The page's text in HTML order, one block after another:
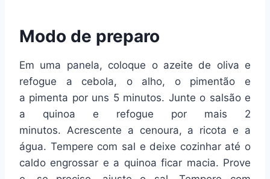
Modo de preparo
Em uma panela, coloque o azeite de oliva e
refogue a cebola, o alho, o pimentão e
a pimenta por uns 5 minutos. Junte o salsão e
a quinoa e refogue por mais 2
minutos. Acrescente a cenoura, a ricota e a
água. Tempere com sal e deixe cozinhar até o
caldo engrossar e a quinoa ficar macia. Prove